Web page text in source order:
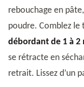
rebouchage en
poudre. Comblez le
débordant de 1 à 2
se rétracte en
retrait. Lissez d’un